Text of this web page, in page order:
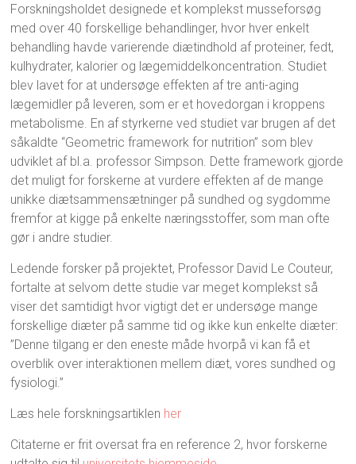
Forskningsholdet designede et komplekst musseforsøg
med over 40 forskellige behandlinger, hvor hver enkelt
behandling havde varierende diætindhold af proteiner, fedt,
kulhydrater, kalorier og lægemiddelkoncentration. Studiet
blev lavet for at undersøge effekten af tre anti-aging
lægemidler på leveren, som er et hovedorgan i kroppens
metabolisme. En af styrkerne ved studiet var brugen af det
såkaldte “Geometric framework for nutrition” som blev
udviklet af bl.a. professor Simpson. Dette framework gjorde
det muligt for forskerne at vurdere effekten af de mange
unikke diætsammensætninger på sundhed og sygdomme
fremfor at kigge på enkelte næringsstoffer, som man ofte
gør i andre studier.
Ledende forsker på projektet, Professor David Le Couteur,
fortalte at selvom dette studie var meget komplekst så
viser det samtidigt hvor vigtigt det er undersøge mange
forskellige diæter på samme tid og ikke kun enkelte diæter:
”Denne tilgang er den eneste måde hvorpå vi kan få et
overblik over interaktionen mellem diæt, vores sundhed og
fysiologi.”
Læs hele forskningsartiklen her
Citaterne er frit oversat fra en reference 2, hvor forskerne